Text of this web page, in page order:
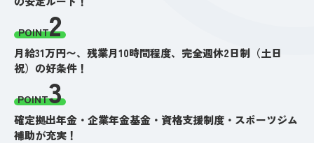
POINT2
月給31万円〜、残業月10時間程度、完全週休2日制（土日
祝）の好条件！
POINT3
確定拠出年金・企業年金基金・資格支援制度・スポーツジム
補助が充実！